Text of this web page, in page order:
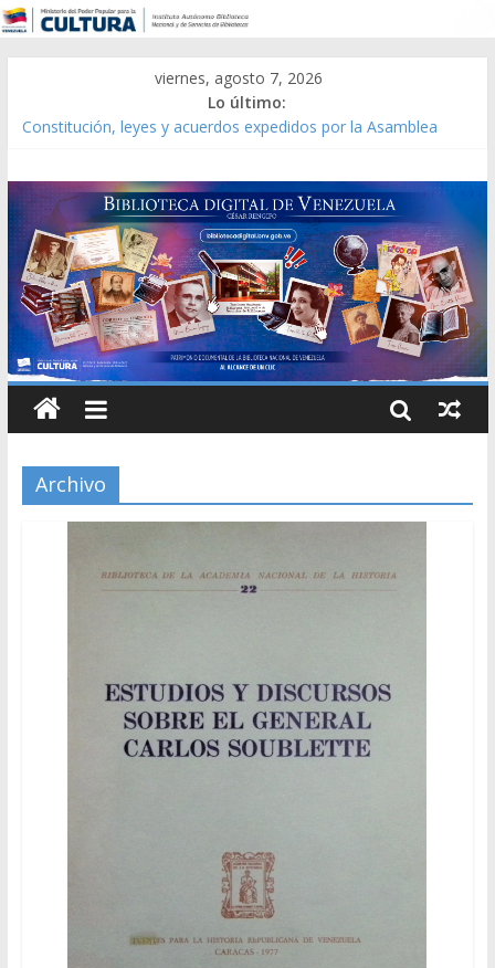
viernes, agosto 7, 2026
Lo último:
Constitución, leyes y acuerdos expedidos por la Asamblea
Modesta Bor Sánchez [material gráfico]
Gaceta Oficial de la República de Venezuela año CXXXIII Mes V,
Caracas 09 de marzo de 2006 N° 38.394
Catálogo temático de obras de Modesta Bor
Archivo